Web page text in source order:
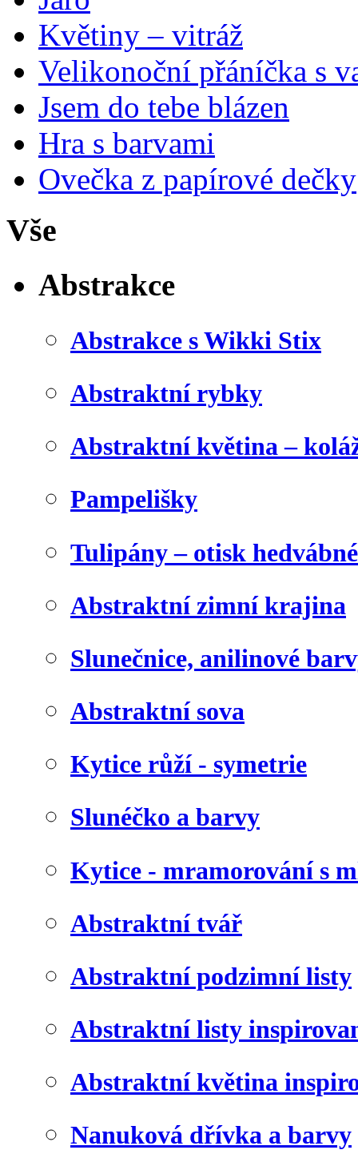
Květiny – vitráž
Velikonoční přáníčka s
Jsem do tebe blázen
Hra s barvami
Ovečka z papírové dečky
Vše
Abstrakce
Abstrakce s Wikki Stix
Abstraktní rybky
Abstraktní květina –
Pampelišky
Tulipány – otisk
Abstraktní zimní krajina
Slunečnice, anilinové
Abstraktní sova
Kytice růží - symetrie
Slunéčko a barvy
Kytice - mramorování s
Abstraktní tvář
Abstraktní podzimní listy
Abstraktní listy
Abstraktní květina
Nanuková dřívka a barvy